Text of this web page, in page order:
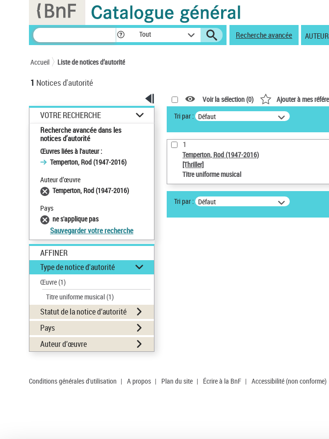
Tout Recherche avancée
Accueil Liste de notices d’autorité
1 Notices d'autorité
VOTRE RECHERCHE
Recherche avancée dans les
notices d’autorité
Œuvres liées à l'auteur :
Temperton, Rod (1947-2016)
Auteur d’œuvre
Temperton, Rod (1947-2016)
Pays
ne s'applique pas
Sauvegarder votre recherche
AFFINER
Type de notice d'autorité
Œuvre(1)
Titre uniforme musical(1)
Statut de la notice d’autorité
Pays
Auteur d’œuvre
Voir la sélection (0) Ajouter à mes
Tri par : Défaut
1
Temperton, Rod (1947-2016)
[Thriller]
Titre uniforme musical
Tri par : Défaut
Conditions générales d'utilisation | A propos | Plan du site | Écrire à la BnF | Accessibilité (non conforme)
Panneau de gestion des cookies